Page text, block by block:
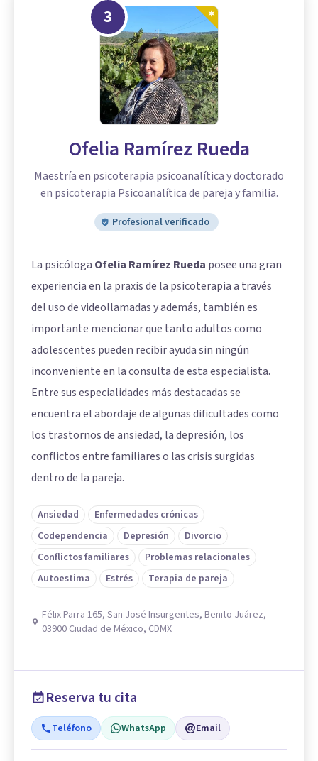
3
Ofelia Ramírez Rueda
Maestría en psicoterapia psicoanalítica y doctorado
en psicoterapia Psicoanalítica de pareja y familia.
Profesional verificado
La psicóloga Ofelia Ramírez Rueda posee una gran
experiencia en la praxis de la psicoterapia a través
del uso de videollamadas y además, también es
importante mencionar que tanto adultos como
adolescentes pueden recibir ayuda sin ningún
inconveniente en la consulta de esta especialista.
Entre sus especialidades más destacadas se
encuentra el abordaje de algunas dificultades como
los trastornos de ansiedad, la depresión, los
conflictos entre familiares o las crisis surgidas
dentro de la pareja.
Ansiedad
Enfermedades crónicas
Codependencia
Depresión
Divorcio
Conflictos familiares
Problemas relacionales
Autoestima
Estrés Terapia de pareja
Félix Parra 165, San José Insurgentes, Benito Juárez,
03900 Ciudad de México, CDMX
Reserva tu cita
Teléfono WhatsApp Email